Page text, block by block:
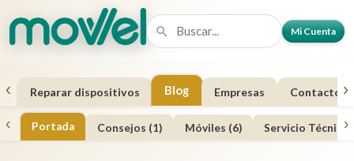
Mi Cuenta
‹ Reparar dispositivos Blog Empresas Contacto ›
‹ Portada Consejos (1) Móviles (6) Servicio Técnico
›